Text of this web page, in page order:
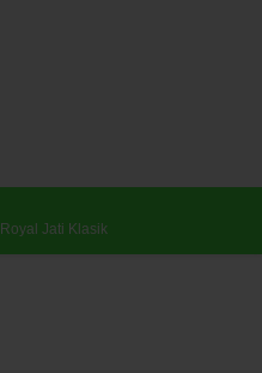
Royal Jati Klasik